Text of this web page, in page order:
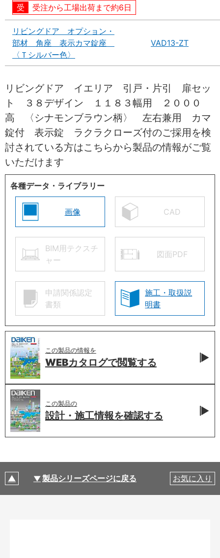
受注から工場出荷まで約6日
リビングドア オプション・
部材 角座 表示カマ錠座
〈Ｔシルバー色〉
VAD13-ZT
リビングドア イエリア 引戸・片引 扉セッ
ト ３８デザイン １１８３幅用 ２０００
高 〈シナモンブラウン柄〉 左右兼用 カマ
錠付 表示錠 ラクラクローズ付のご採用を検
討されている方はこちらから製品の情報がご覧
いただけます
各種データ・ライブラリー
画像 CAD
BIM用テクスチ
ャー
図面PDF
申請関係認定
書類
施工・取扱説
明書
この製品の情報を
WEBカタログで閲覧する
この製品の
設計・施工情報を確認する
製品シリーズページに戻る お気に入り